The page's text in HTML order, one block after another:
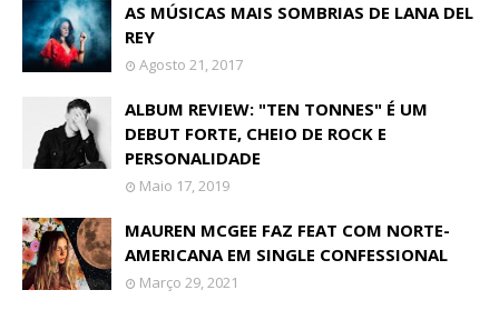
AS MÚSICAS MAIS SOMBRIAS DE LANA DEL
REY
Agosto 21, 2017
ALBUM REVIEW: "TEN TONNES" É UM
DEBUT FORTE, CHEIO DE ROCK E
PERSONALIDADE
Maio 17, 2019
MAUREN MCGEE FAZ FEAT COM NORTE-
AMERICANA EM SINGLE CONFESSIONAL
Março 29, 2021